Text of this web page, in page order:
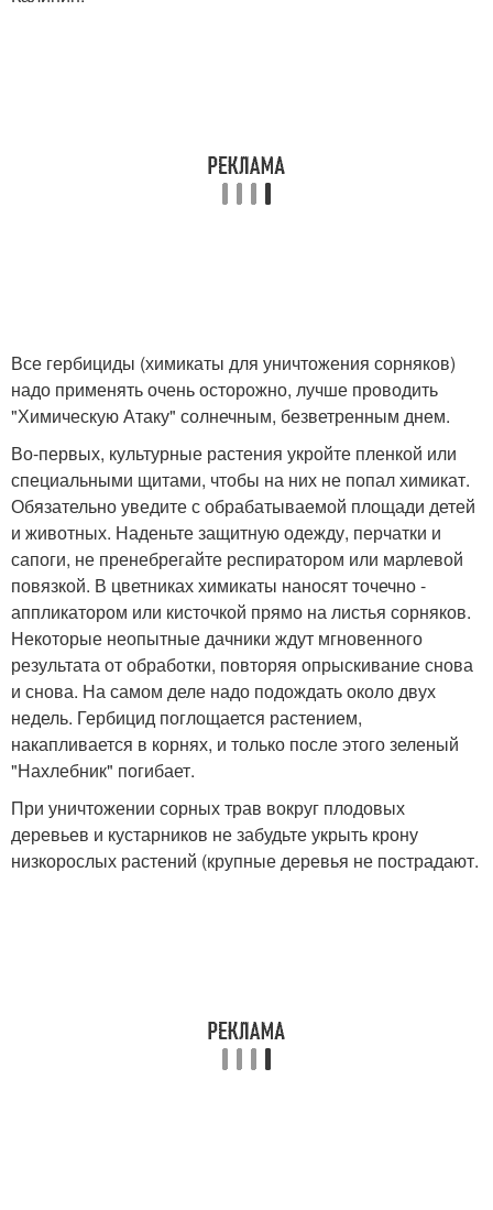
Все гербициды (химикаты для уничтожения сорняков)
надо применять очень осторожно, лучше проводить
"Химическую Атаку" солнечным, безветренным днем.
Во-первых, культурные растения укройте пленкой или
специальными щитами, чтобы на них не попал химикат.
Обязательно уведите с обрабатываемой площади детей
и животных. Наденьте защитную одежду, перчатки и
сапоги, не пренебрегайте респиратором или марлевой
повязкой. В цветниках химикаты наносят точечно -
аппликатором или кисточкой прямо на листья сорняков.
Некоторые неопытные дачники ждут мгновенного
результата от обработки, повторяя опрыскивание снова
и снова. На самом деле надо подождать около двух
недель. Гербицид поглощается растением,
накапливается в корнях, и только после этого зеленый
"Нахлебник" погибает.
При уничтожении сорных трав вокруг плодовых
деревьев и кустарников не забудьте укрыть крону
низкорослых растений (крупные деревья не пострадают.